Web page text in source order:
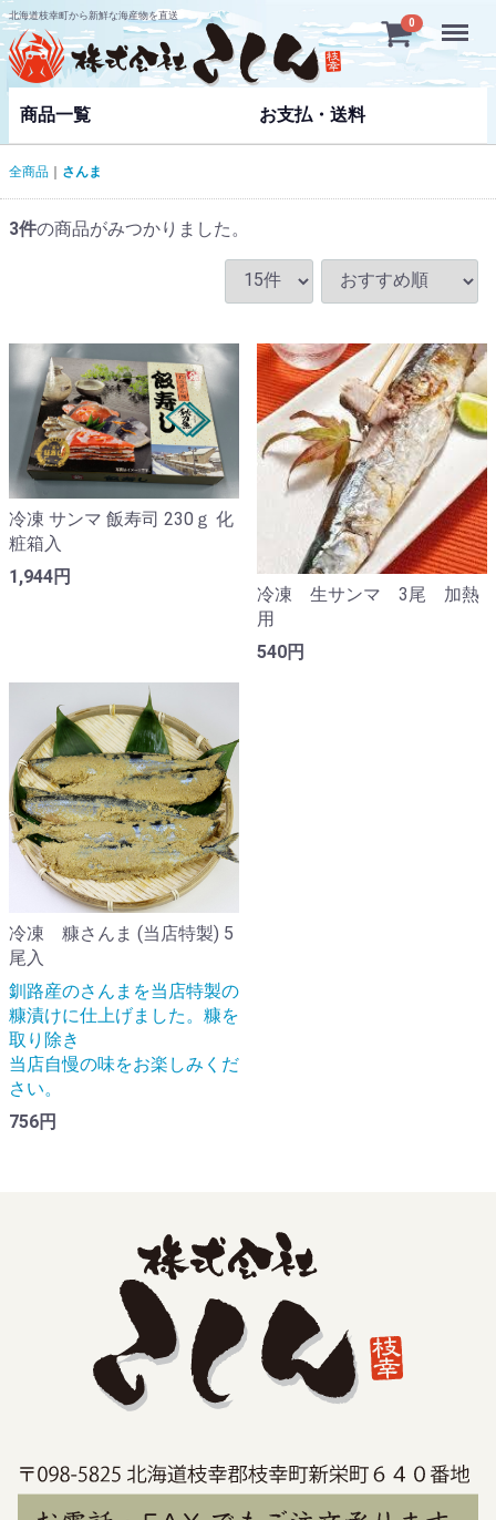
北海道枝幸町から新鮮な海産物を直送
0
商品一覧 お支払・送料
Menu
全商品 さんま
3件の商品がみつかりました。
冷凍 サンマ 飯寿司 230ｇ 化
粧箱入
1,944円
冷凍 生サンマ 3尾 加熱
用
540円
冷凍 糠さんま (当店特製) 5
尾入
釧路産のさんまを当店特製の
糠漬けに仕上げました。糠を
取り除き
当店自慢の味をお楽しみくだ
さい。
756円